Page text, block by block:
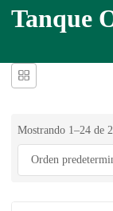
Tanque
Mostrando 1–24 de